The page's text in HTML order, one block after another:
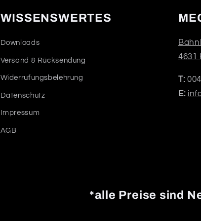
WISSENSWERTES
Downloads
Versand & Rücksendung
Widerrufungsbelehrung
Datenschutz
Impressum
AGB
4631
T:
E:
*alle Preise sind